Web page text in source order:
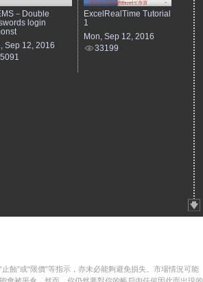
－Double
login
Sep 12, 2016
ExcelRealTime Tutorial
1
Mon, Sep 12, 2016
33199
蝕”或“限價”等指示，亦未必能夠避免損失。市場情況可能